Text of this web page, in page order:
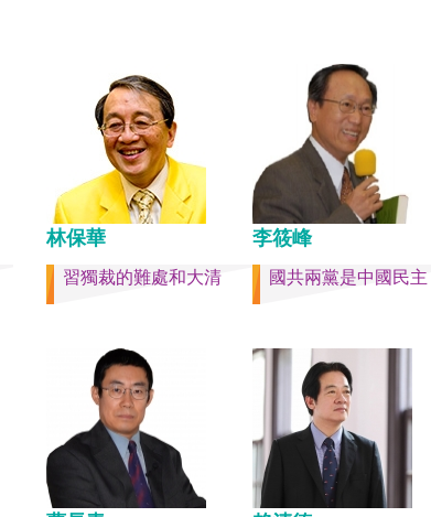
性，增進國際合作，凝聚最
力量，確保印太區域的和平
定；台灣也將善用AI、半導
資通訊等高科技產業優勢，
民主夥伴，一起打造「非紅
鏈」，來強化經濟韌性，讓
的國家更安全更繁榮。 最
清德說，台灣是民主自由的
塔，也是印太和平的重要基
即使威權主義威脅及全球新
固。
路。據統計，過去一年，已
九名中央委員被官方宣布落
罷免全國人大代表職務。另
有「失蹤」者。總共接近三
人。 領銜的是兩名政治局
軍委副主席張又俠與新疆黨
記馬興瑞。 軍方還有原中
副主席何衛東、原軍委委員
合參謀部參謀長劉振立、原
政治工作部主任苗華、前信
援部隊政委李偉、前陸軍司
長許學強、前西部戰區政委
彪、前空軍政委郭普校、前
戰區政委劉青松、前南部戰
令員吳亞男、前南部戰區政
文全、前西部戰區司令員汪
江、前北部戰區司令員黃銘
中部戰區政委徐德清、前國
林保華
習獨裁的難處和大清
李筱峰
國共兩黨是中國民主